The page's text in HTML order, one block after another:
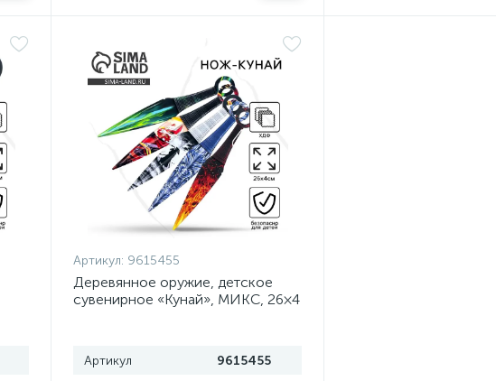
Артикул: 9615455
Деревянное оружие, детское
сувенирное «Кунай», МИКС, 26×4
Артикул
9615455